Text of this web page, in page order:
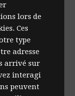
lors de
Ces
type
adresse
arrivé sur
interagi
peuvent